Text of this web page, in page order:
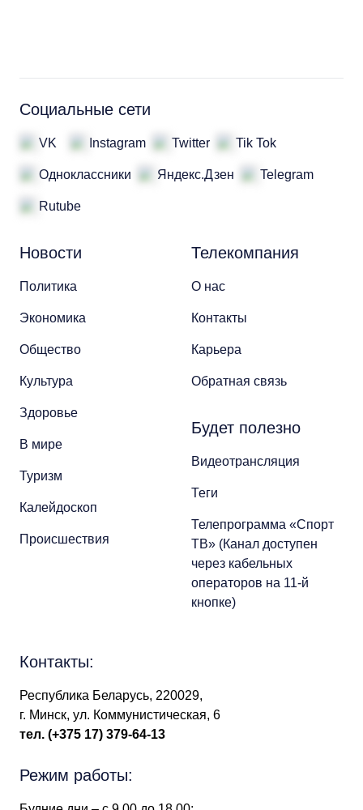
Новости
Политика
Экономика
Общество
Культура
Здоровье
В мире
Туризм
Калейдоскоп
Происшествия
Телекомпания
О нас
Контакты
Карьера
Обратная связь
Будет полезно
Видеотрансляция
Теги
Телепрограмма «Спорт
ТВ» (Канал доступен
через кабельных
операторов на 11-й
кнопке)
Социальные сети
VK Instagram Twitter Tik Tok
Одноклассники Яндекс.Дзен Telegram
Rutube
Контакты:
Республика Беларусь, 220029,
г. Минск, ул. Коммунистическая, 6
тел. (+375 17) 379-64-13
Режим работы: